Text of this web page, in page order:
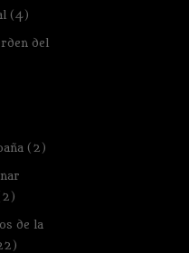
(4)
del
(2)
de la